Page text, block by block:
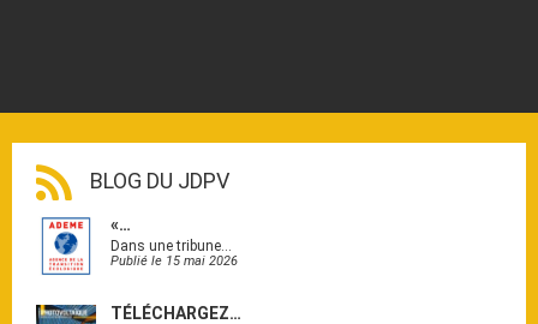
BLOG DU JDPV
«…
Dans une tribune…
Publié le 15 mai 2026
TÉLÉCHARGEZ…